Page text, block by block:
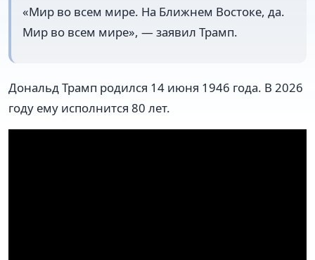
«Мир во всем мире. На Ближнем Востоке, да.
Мир во всем мире», — заявил Трамп.
Дональд Трамп родился 14 июня 1946 года. В 2026
году ему исполнится 80 лет.